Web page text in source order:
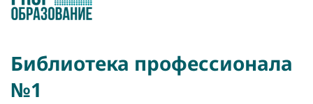
Библиотека профессионала
№1